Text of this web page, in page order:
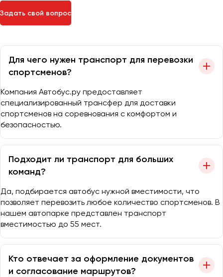
Задать свой вопрос
Для чего нужен транспорт для перевозки
спортсменов?
Компания Автобус.ру предоставляет
специализированный трансфер для доставки
спортсменов на соревнования с комфортом и
безопасностью.
Подходит ли транспорт для больших
команд?
Да, подбирается автобус нужной вместимости, что
позволяет перевозить любое количество спортсменов. В
нашем автопарке представлен транспорт
вместимостью до 55 мест.
Кто отвечает за оформление документов
и согласование маршрутов?